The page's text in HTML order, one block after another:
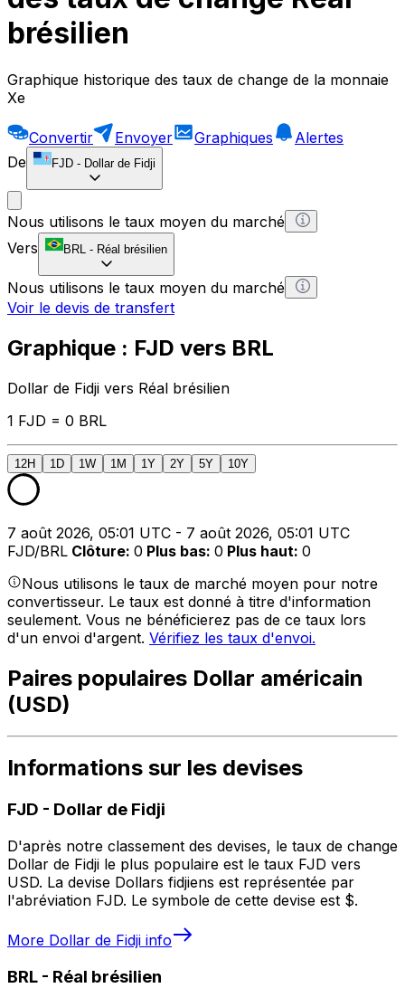
brésilien
Graphique historique des taux de change de la monnaie
Xe
Convertir Envoyer Graphiques
Alertes
De
FJD - Dollar de Fidji
Nous utilisons le taux moyen du marché
Vers
BRL - Réal brésilien
Nous utilisons le taux moyen du marché
Voir le devis de transfert
Graphique : FJD vers BRL
Dollar de Fidji vers Réal brésilien
1 FJD = 0 BRL
12H 1D 1W 1M 1Y 2Y 5Y 10Y
7 août 2026, 05:01 UTC - 7 août 2026, 05:01 UTC
FJD/BRL Clôture: 0 Plus bas: 0 Plus haut: 0
Nous utilisons le taux de marché moyen pour notre
convertisseur. Le taux est donné à titre d'information
seulement. Vous ne bénéficierez pas de ce taux lors
d'un envoi d'argent. Vérifiez les taux d'envoi.
Paires populaires Dollar américain
(USD)
Informations sur les devises
FJD - Dollar de Fidji
D'après notre classement des devises, le taux de change
Dollar de Fidji le plus populaire est le taux FJD vers
USD. La devise Dollars fidjiens est représentée par
l'abréviation FJD. Le symbole de cette devise est $.
More Dollar de Fidji info
BRL - Réal brésilien